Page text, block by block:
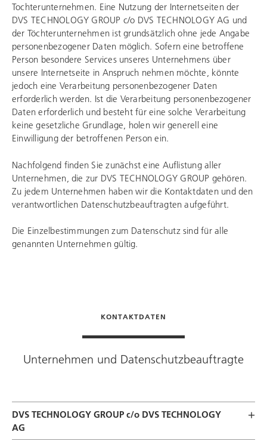
Tochterunternehmen. Eine Nutzung der Internetseiten der
DVS TECHNOLOGY GROUP c/o DVS TECHNOLOGY AG und
der Töchterunternehmen ist grundsätzlich ohne jede Angabe
personenbezogener Daten möglich. Sofern eine betroffene
Person besondere Services unseres Unternehmens über
unsere Internetseite in Anspruch nehmen möchte, könnte
jedoch eine Verarbeitung personenbezogener Daten
erforderlich werden. Ist die Verarbeitung personenbezogener
Daten erforderlich und besteht für eine solche Verarbeitung
keine gesetzliche Grundlage, holen wir generell eine
Einwilligung der betroffenen Person ein.
Nachfolgend finden Sie zunächst eine Auflistung aller
Unternehmen, die zur DVS TECHNOLOGY GROUP gehören.
Zu jedem Unternehmen haben wir die Kontaktdaten und den
verantwortlichen Datenschutzbeauftragten aufgeführt.
Die Einzelbestimmungen zum Datenschutz sind für alle
genannten Unternehmen gültig.
KONTAKTDATEN
Unternehmen und Datenschutzbeauftragte
DVS TECHNOLOGY GROUP c/o DVS TECHNOLOGY
AG